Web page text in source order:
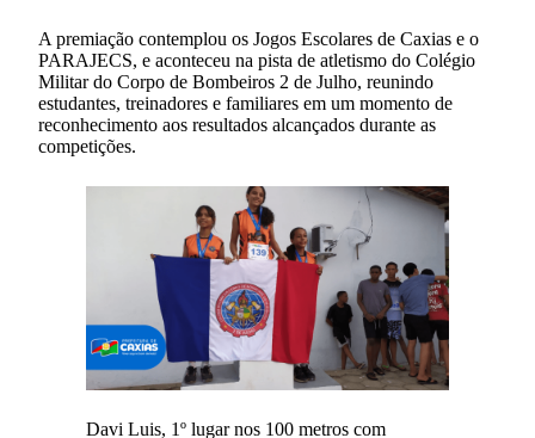
A premiação contemplou os Jogos Escolares de Caxias e o
PARAJECS, e aconteceu na pista de atletismo do Colégio
Militar do Corpo de Bombeiros 2 de Julho, reunindo
estudantes, treinadores e familiares em um momento de
reconhecimento aos resultados alcançados durante as
competições.
Davi Luis, 1º lugar nos 100 metros com